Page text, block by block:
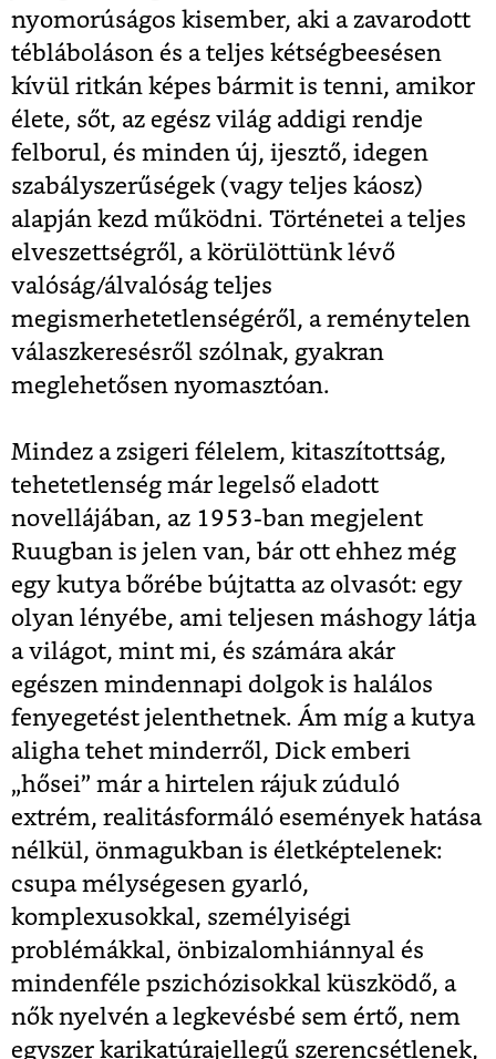
nyomorúságos kisember, aki a zavarodott
tébláboláson és a teljes kétségbeesésen
kívül ritkán képes bármit is tenni, amikor
élete, sőt, az egész világ addigi rendje
felborul, és minden új, ijesztő, idegen
szabályszerűségek (vagy teljes káosz)
alapján kezd működni. Történetei a teljes
elveszettségről, a körülöttünk lévő
valóság/álvalóság teljes
megismerhetetlenségéről, a reménytelen
válaszkeresésről szólnak, gyakran
meglehetősen nyomasztóan.
Mindez a zsigeri félelem, kitaszítottság,
tehetetlenség már legelső eladott
novellájában, az 1953-ban megjelent
Ruugban is jelen van, bár ott ehhez még
egy kutya bőrébe bújtatta az olvasót: egy
olyan lényébe, ami teljesen máshogy látja
a világot, mint mi, és számára akár
egészen mindennapi dolgok is halálos
fenyegetést jelenthetnek. Ám míg a kutya
aligha tehet minderről, Dick emberi
„hősei” már a hirtelen rájuk zúduló
extrém, realitásformáló események hatása
nélkül, önmagukban is életképtelenek:
csupa mélységesen gyarló,
komplexusokkal, személyiségi
problémákkal, önbizalomhiánnyal és
mindenféle pszichózisokkal küszködő, a
nők nyelvén a legkevésbé sem értő, nem
egyszer karikatúrajellegű szerencsétlenek,